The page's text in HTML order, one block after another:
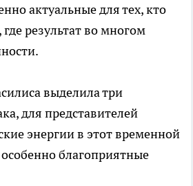
актуальные для тех, кто
где результат во многом
выделила три
для представителей
энергии в этот временной
благоприятные